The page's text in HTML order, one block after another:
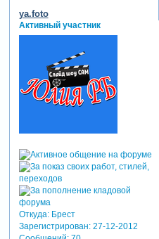
ya.foto
Активный участник
Откуда:Брест
Зарегистрирован: 27-12-2012